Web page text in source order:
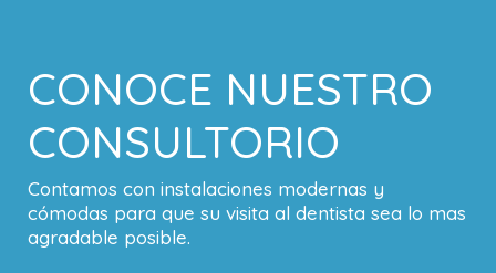
CONOCE NUESTRO
CONSULTORIO
Contamos con instalaciones modernas y
cómodas para que su visita al dentista sea lo mas
agradable posible.